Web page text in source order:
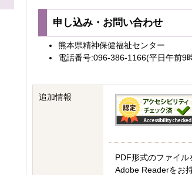
申し込み・お問い合わせ
熊本県精神保健福祉センター
電話番号:096-386-1166(平日午前9
追加情報
PDF形式のファイル
Adobe Readerをお